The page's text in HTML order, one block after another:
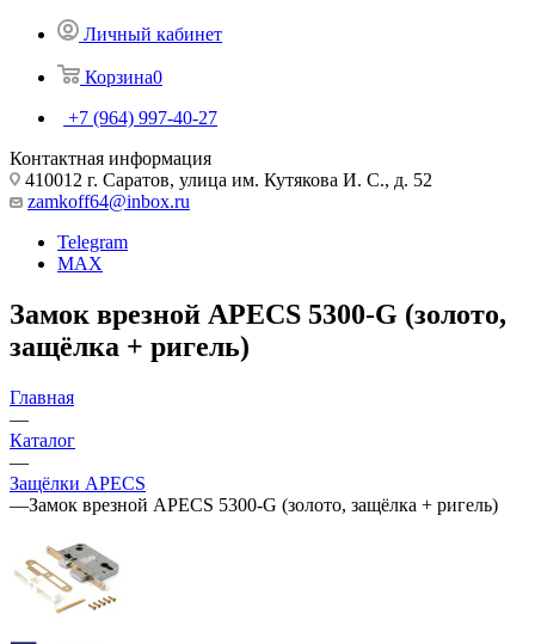
Личный кабинет
Корзина0
+7 (964) 997-40-27
Контактная информация
410012 г. Саратов, улица им. Кутякова И. С., д. 52
zamkoff64@inbox.ru
Telegram
MAX
Замок врезной APECS 5300-G (золото,
защёлка + ригель)
Главная
—
Каталог
—
Защёлки APECS
—Замок врезной APECS 5300-G (золото, защёлка + ригель)